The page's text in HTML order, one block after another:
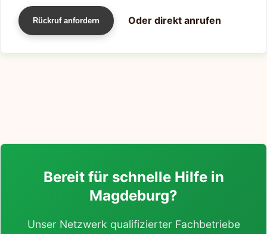
Rückruf anfordern Oder direkt anrufen
Bereit für schnelle Hilfe in
Magdeburg?
Unser Netzwerk qualifizierter Fachbetriebe